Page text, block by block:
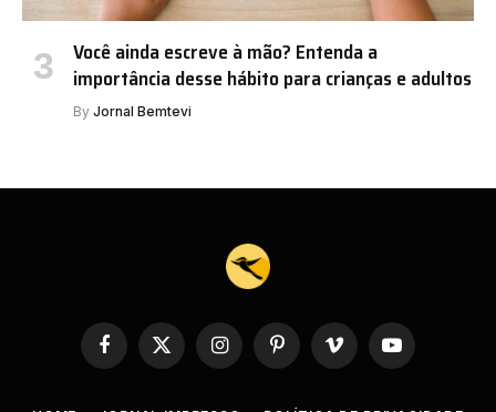
Você ainda escreve à mão? Entenda a
importância desse hábito para crianças e adultos
By Jornal Bemtevi
Facebook
X
InstagramPinterestVimeo YouTube